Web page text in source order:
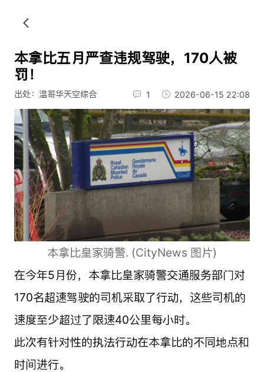
本拿比五月严查违规驾驶，170人被
罚！
出处：温哥华天空综合 1 2026-06-15 22:08
本拿比皇家骑警. (CityNews 图片)
在今年5月份，本拿比皇家骑警交通服务部门对
170名超速驾驶的司机采取了行动，这些司机的
速度至少超过了限速40公里每小时。
此次有针对性的执法行动在本拿比的不同地点和
时间进行。